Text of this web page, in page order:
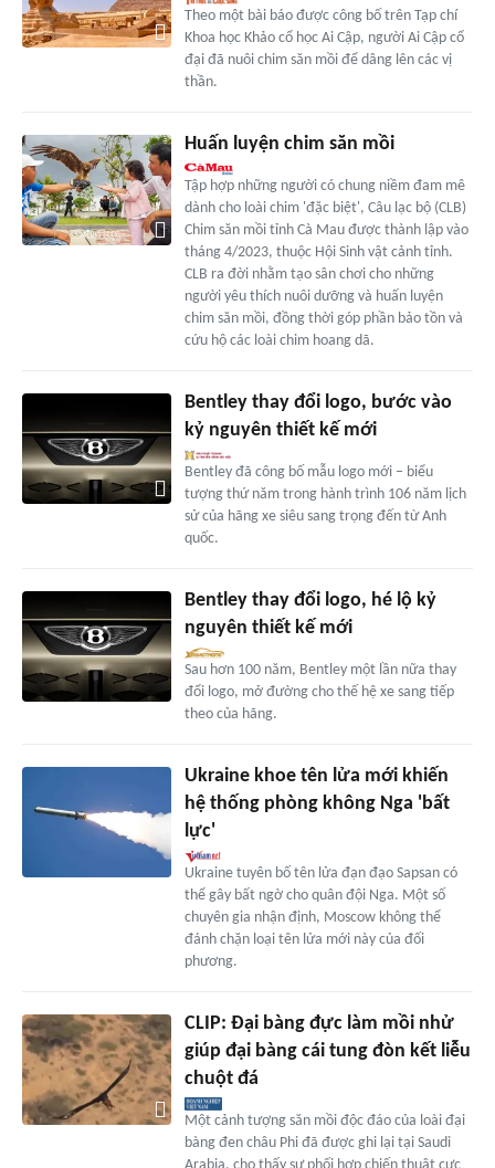
Theo một bài báo được công bố trên Tạp chí
Khoa học Khảo cổ học Ai Cập, người Ai Cập cổ
đại đã nuôi chim săn mồi để dâng lên các vị
thần.
Huấn luyện chim săn mồi
Tập hợp những người có chung niềm đam mê
dành cho loài chim 'đặc biệt', Câu lạc bộ (CLB)
Chim săn mồi tỉnh Cà Mau được thành lập vào
tháng 4/2023, thuộc Hội Sinh vật cảnh tỉnh.
CLB ra đời nhằm tạo sân chơi cho những
người yêu thích nuôi dưỡng và huấn luyện
chim săn mồi, đồng thời góp phần bảo tồn và
cứu hộ các loài chim hoang dã.
Bentley thay đổi logo, bước vào
kỷ nguyên thiết kế mới
Bentley đã công bố mẫu logo mới – biểu
tượng thứ năm trong hành trình 106 năm lịch
sử của hãng xe siêu sang trọng đến từ Anh
quốc.
Bentley thay đổi logo, hé lộ kỷ
nguyên thiết kế mới
Sau hơn 100 năm, Bentley một lần nữa thay
đổi logo, mở đường cho thế hệ xe sang tiếp
theo của hãng.
Ukraine khoe tên lửa mới khiến
hệ thống phòng không Nga 'bất
lực'
Ukraine tuyên bố tên lửa đạn đạo Sapsan có
thể gây bất ngờ cho quân đội Nga. Một số
chuyên gia nhận định, Moscow không thể
đánh chặn loại tên lửa mới này của đối
phương.
CLIP: Đại bàng đực làm mồi nhử
giúp đại bàng cái tung đòn kết liễu
chuột đá
Một cảnh tượng săn mồi độc đáo của loài đại
bàng đen châu Phi đã được ghi lại tại Saudi
Arabia, cho thấy sự phối hợp chiến thuật cực